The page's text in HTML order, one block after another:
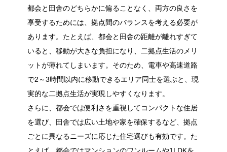
都会と田舎のどちらかに偏ることなく、両方の良さを
享受するためには、拠点間のバランスを考える必要が
あります。たとえば、都会と田舎の距離が離れすぎて
いると、移動が大きな負担になり、二拠点生活のメリ
ットが薄れてしまいます。そのため、電車や高速道路
で2～3時間以内に移動できるエリア同士を選ぶと、現
実的な二拠点生活が実現しやすくなります。
さらに、都会では便利さを重視してコンパクトな住居
を選び、田舎では広い土地や家を確保するなど、拠点
ごとに異なるニーズに応じた住宅選びも有効です。た